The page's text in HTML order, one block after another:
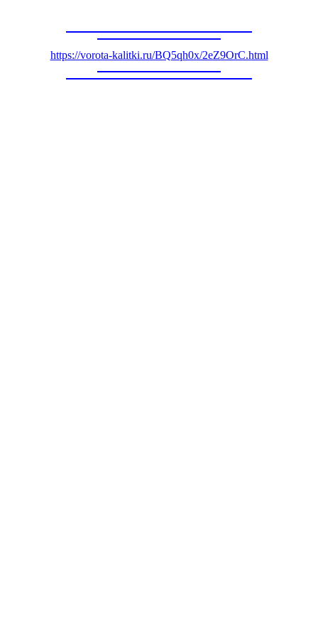
https://vorota-kalitki.ru/BQ5qh0x/2eZ9OrC.html